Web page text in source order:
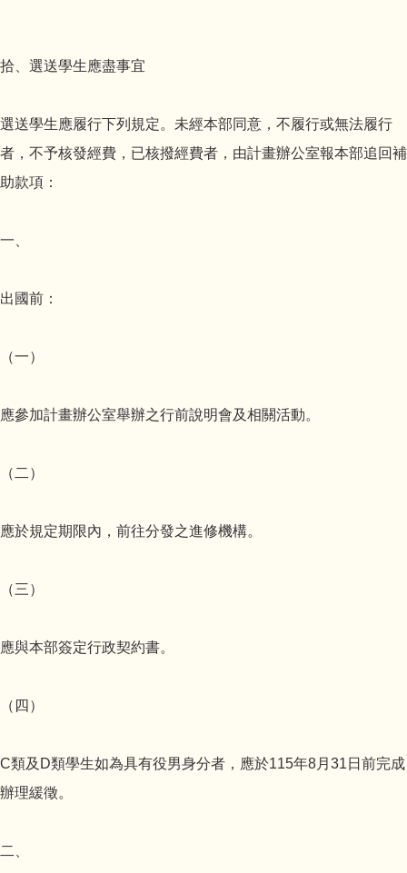
拾、選送學生應盡事宜
選送學生應履行下列規定。未經本部同意，不履行或無法履行
者，不予核發經費，已核撥經費者，由計畫辦公室報本部追回補
助款項：
一、
出國前：
（一）
應參加計畫辦公室舉辦之行前說明會及相關活動。
（二）
應於規定期限內，前往分發之進修機構。
（三）
應與本部簽定行政契約書。
（四）
C類及D類學生如為具有役男身分者，應於115年8月31日前完成
辦理緩徵。
二、